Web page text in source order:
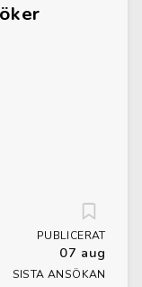
PUBLICERAT
07 aug
SISTA ANSÖKAN